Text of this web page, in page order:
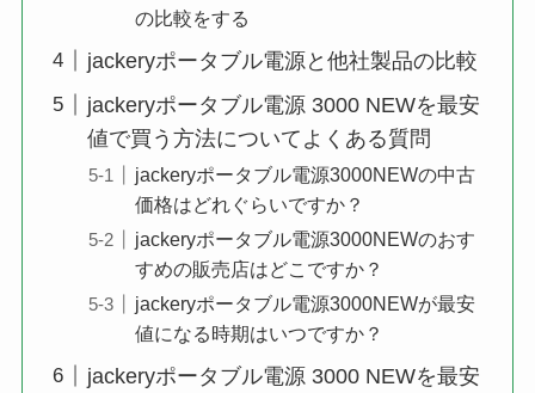
の比較をする
jackeryポータブル電源と他社製品の比較
jackeryポータブル電源 3000 NEWを最安
値で買う方法についてよくある質問
jackeryポータブル電源3000NEWの中古
価格はどれぐらいですか？
jackeryポータブル電源3000NEWのおす
すめの販売店はどこですか？
jackeryポータブル電源3000NEWが最安
値になる時期はいつですか？
jackeryポータブル電源 3000 NEWを最安